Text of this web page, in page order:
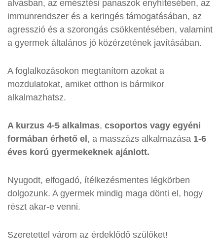
alvásban, az emésztési panaszok enyhítésében, az
immunrendszer és a keringés támogatásában, az
agresszió és a szorongás csökkentésében, valamint
a gyermek általános jó közérzetének javításában.
A foglalkozásokon megtanítom azokat a
mozdulatokat, amiket otthon is bármikor
alkalmazhatsz.
A kurzus 4-5 alkalmas, csoportos vagy egyéni
formában érhető el , a masszázs alkalmazása 1-6
éves korú gyermekeknek ajánlott.
Nyugodt, elfogadó, ítélkezésmentes légkörben
dolgozunk. A gyermek mindig maga dönti el, hogy
részt akar-e venni.
Szeretettel várom az érdeklődő szülőket!